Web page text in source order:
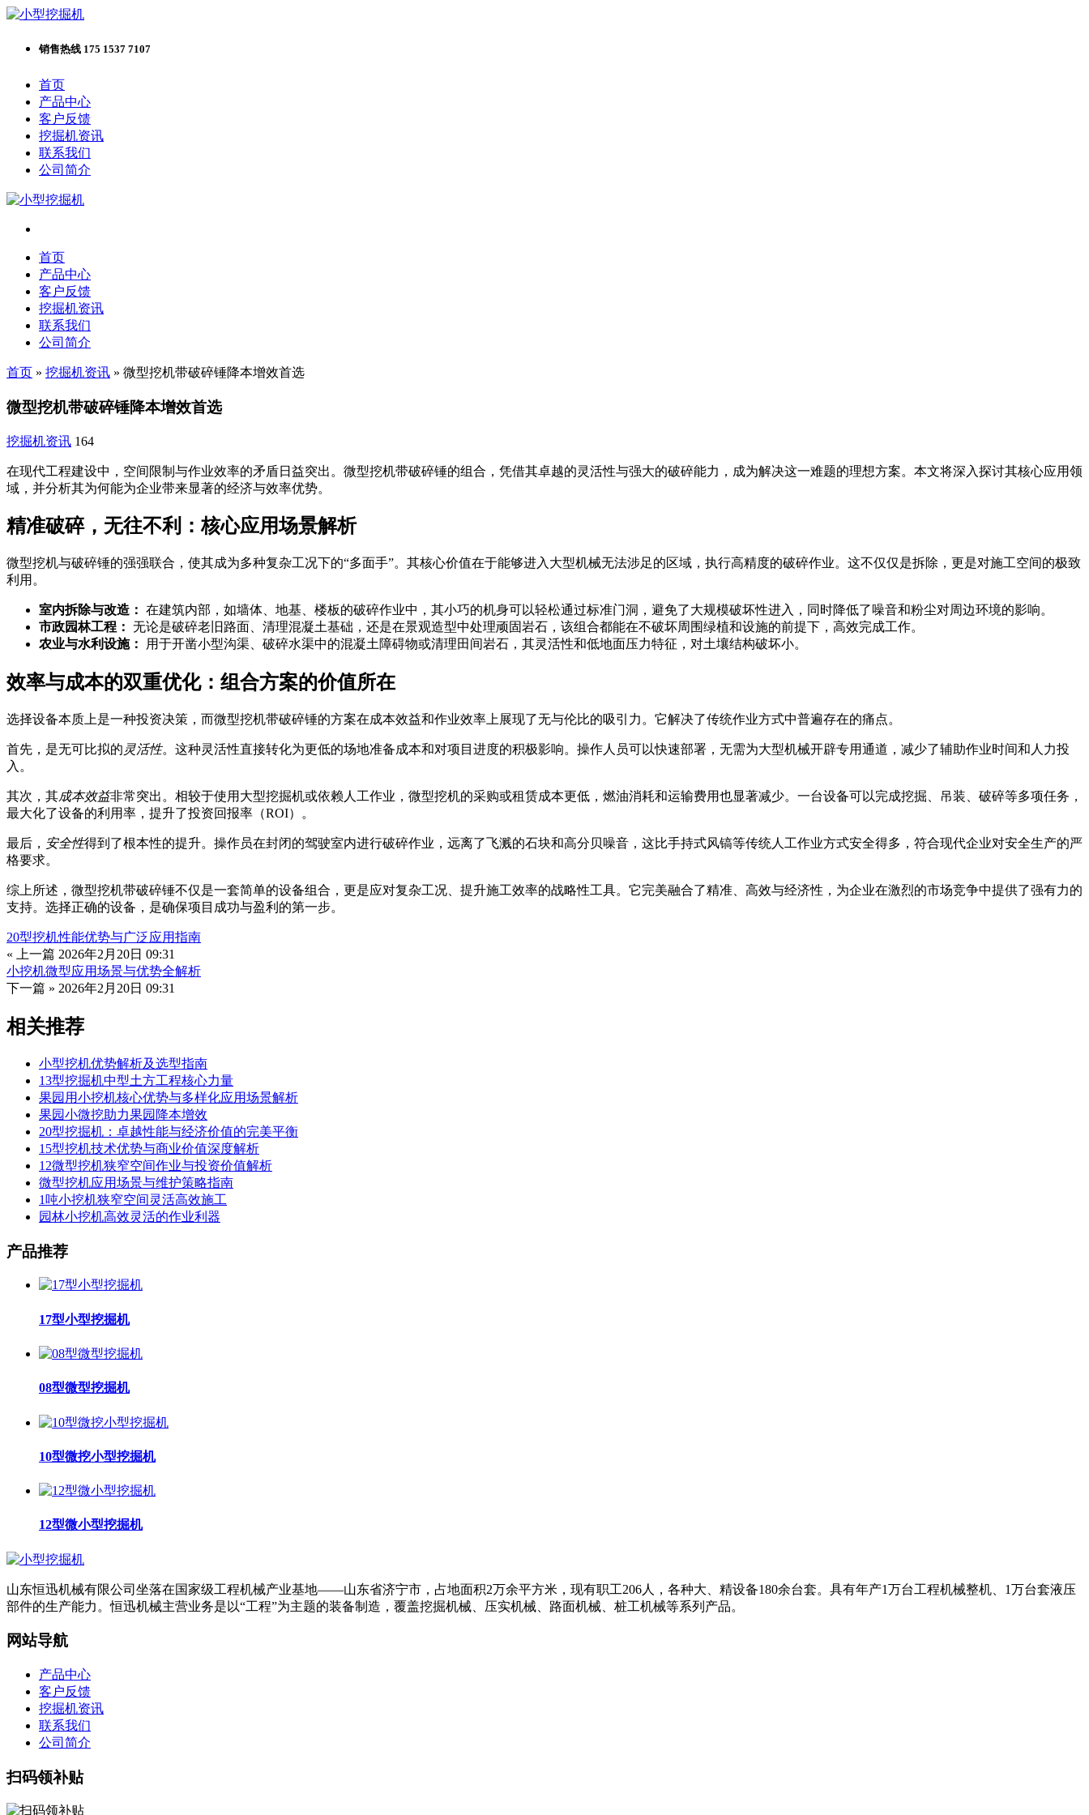
销售热线 175 1537 7107
首页
产品中心
客户反馈
挖掘机资讯
联系我们
公司简介
首页
产品中心
客户反馈
挖掘机资讯
联系我们
公司简介
首页 » 挖掘机资讯 » 微型挖机带破碎锤降本增效首选
微型挖机带破碎锤降本增效首选
挖掘机资讯 164
在现代工程建设中，空间限制与作业效率的矛盾日益突出。微型挖机带破碎锤的组合，凭借其卓越的灵活性与强大的破碎能力，成为解决这一难题的理想方案。本文将深入探讨其核心应用领
域，并分析其为何能为企业带来显著的经济与效率优势。
精准破碎，无往不利：核心应用场景解析
微型挖机与破碎锤的强强联合，使其成为多种复杂工况下的“多面手”。其核心价值在于能够进入大型机械无法涉足的区域，执行高精度的破碎作业。这不仅仅是拆除，更是对施工空间的极致
利用。
室内拆除与改造： 在建筑内部，如墙体、地基、楼板的破碎作业中，其小巧的机身可以轻松通过标准门洞，避免了大规模破坏性进入，同时降低了噪音和粉尘对周边环境的影响。
市政园林工程： 无论是破碎老旧路面、清理混凝土基础，还是在景观造型中处理顽固岩石，该组合都能在不破坏周围绿植和设施的前提下，高效完成工作。
农业与水利设施：
用于开凿小型沟渠、破碎水渠中的混凝土障碍物或清理田间岩石，其灵活性和低地面压力特征，对土壤结构破坏小。
效率与成本的双重优化：组合方案的价值所在
选择设备本质上是一种投资决策，而微型挖机带破碎锤的方案在成本效益和作业效率上展现了无与伦比的吸引力。它解决了传统作业方式中普遍存在的痛点。
首先，是无可比拟的灵活性。这种灵活性直接转化为更低的场地准备成本和对项目进度的积极影响。操作人员可以快速部署，无需为大型机械开辟专用通道，减少了辅助作业时间和人力投
入。
其次，其成本效益非常突出。相较于使用大型挖掘机或依赖人工作业，微型挖机的采购或租赁成本更低，燃油消耗和运输费用也显著减少。一台设备可以完成挖掘、吊装、破碎等多项任务，
最大化了设备的利用率，提升了投资回报率（ROI）。
最后， 安全性得到了根本性的提升。操作员在封闭的驾驶室内进行破碎作业，远离了飞溅的石块和高分贝噪音，这比手持式风镐等传统人工作业方式安全得多，符合现代企业对安全生产的严
格要求。
综上所述，微型挖机带破碎锤不仅是一套简单的设备组合，更是应对复杂工况、提升施工效率的战略性工具。它完美融合了精准、高效与经济性，为企业在激烈的市场竞争中提供了强有力的
支持。选择正确的设备，是确保项目成功与盈利的第一步。
20型挖机性能优势与广泛应用指南
« 上一篇 2026年2月20日 09:31
小挖机微型应用场景与优势全解析
下一篇 » 2026年2月20日 09:31
相关推荐
小型挖机优势解析及选型指南
13型挖掘机中型土方工程核心力量
果园用小挖机核心优势与多样化应用场景解析
果园小微挖助力果园降本增效
20型挖掘机：卓越性能与经济价值的完美平衡
15型挖机技术优势与商业价值深度解析
12微型挖机狭窄空间作业与投资价值解析
微型挖机应用场景与维护策略指南
1吨小挖机狭窄空间灵活高效施工
园林小挖机高效灵活的作业利器
产品推荐
17型小型挖掘机
08型微型挖掘机
10型微挖小型挖掘机
12型微小型挖掘机
山东恒迅机械有限公司坐落在国家级工程机械产业基地——山东省济宁市，占地面积2万余平方米，现有职工206人，各种大、精设备180余台套。具有年产1万台工程机械整机、1万台套液压
部件的生产能力。恒迅机械主营业务是以“工程”为主题的装备制造，覆盖挖掘机械、压实机械、路面机械、桩工机械等系列产品。
网站导航
产品中心
客户反馈
挖掘机资讯
联系我们
公司简介
扫码领补贴